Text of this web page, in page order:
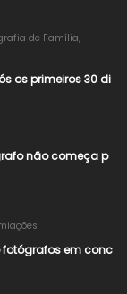
de Família,
os primeiros 30 di
não começa p
fotógrafos em conc